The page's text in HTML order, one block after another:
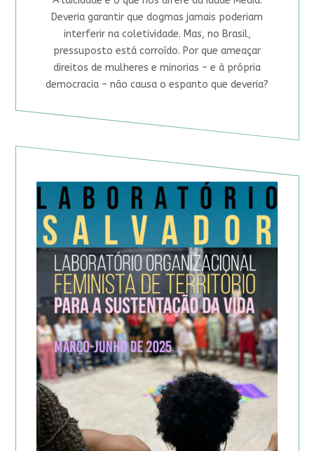
Deveria garantir que dogmas jamais poderiam
interferir na coletividade. Mas, no Brasil,
pressuposto está corroído. Por que ameaçar
direitos de mulheres e minorias – e à própria
democracia – não causa o espanto que deveria?